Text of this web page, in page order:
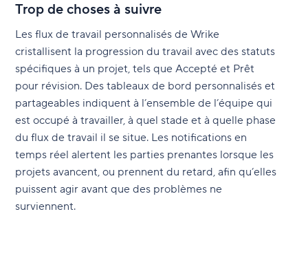
Trop de choses à suivre
Les flux de travail personnalisés de Wrike
cristallisent la progression du travail avec des statuts
spécifiques à un projet, tels que Accepté et Prêt
pour révision. Des tableaux de bord personnalisés et
partageables indiquent à l’ensemble de l’équipe qui
est occupé à travailler, à quel stade et à quelle phase
du flux de travail il se situe. Les notifications en
temps réel alertent les parties prenantes lorsque les
projets avancent, ou prennent du retard, afin qu’elles
puissent agir avant que des problèmes ne
surviennent.